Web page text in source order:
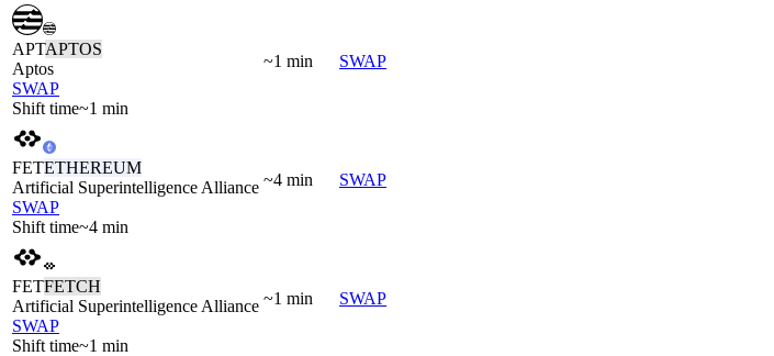
APTAPTOS
Aptos
SWAP
Shift time~1 min
~1 min SWAP
FETETHEREUM
Artificial Superintelligence Alliance
SWAP
Shift time~4 min
~4 min SWAP
FETFETCH
Artificial Superintelligence Alliance
SWAP
Shift time~1 min
~1 min SWAP